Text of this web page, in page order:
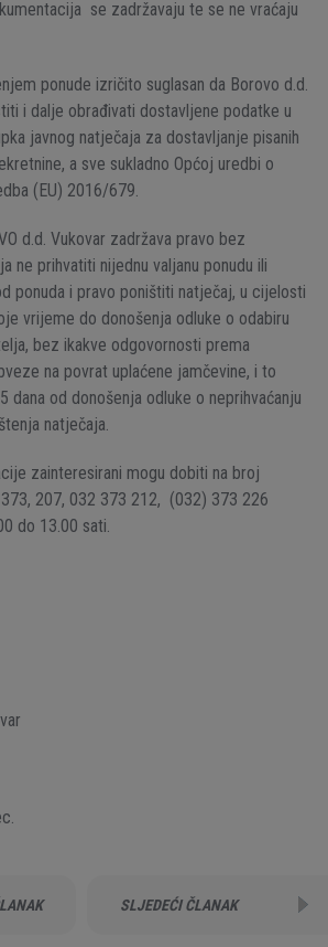
se zadržavaju te se ne vraćaju
ponude izričito suglasan da Borovo d.d.
i dalje obrađivati dostavljene podatke u
javnog natječaja za dostavljanje pisanih
a sve sukladno Općoj uredbi o
(EU) 2016/679.
d.d. Vukovar zadržava pravo bez
ne prihvatiti nijednu valjanu ponudu ili
ponuda i pravo poništiti natječaj, u cijelosti
vrijeme do donošenja odluke o odabiru
bez ikakve odgovornosti prema
na povrat uplaćene jamčevine, i to
dana od donošenja odluke o neprihvaćanju
natječaja.
zainteresirani mogu dobiti na broj
207, 032 373 212, (032) 373 226
do 13.00 sati.
SLJEDEĆI ČLANAK